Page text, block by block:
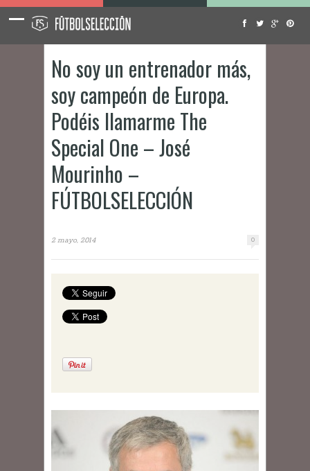
No soy un entrenador más,
soy campeón de Europa.
Podéis llamarme The
Special One – José
Mourinho –
FÚTBOLSELECCIÓN
2 mayo, 2014 0